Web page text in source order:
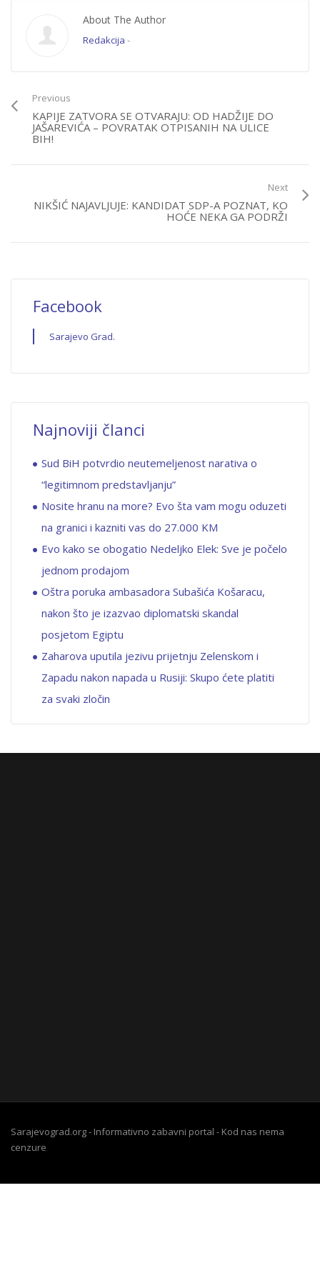
About The Author
Redakcija -
Previous
KAPIJE ZATVORA SE OTVARAJU: OD HADŽIJE DO
JAŠAREVIĆA – POVRATAK OTPISANIH NA ULICE
BIH!
Next
NIKŠIĆ NAJAVLJUJE: KANDIDAT SDP-A POZNAT, KO
HOĆE NEKA GA PODRŽI
Facebook
Sarajevo Grad.
Najnoviji članci
Sud BiH potvrdio neutemeljenost narativa o
“legitimnom predstavljanju”
Nosite hranu na more? Evo šta vam mogu oduzeti
na granici i kazniti vas do 27.000 KM
Evo kako se obogatio Nedeljko Elek: Sve je počelo
jednom prodajom
Oštra poruka ambasadora Subašića Košaracu,
nakon što je izazvao diplomatski skandal
posjetom Egiptu
Zaharova uputila jezivu prijetnju Zelenskom i
Zapadu nakon napada u Rusiji: Skupo ćete platiti
za svaki zločin
Sarajevograd.org - Informativno zabavni portal - Kod nas nema
cenzure